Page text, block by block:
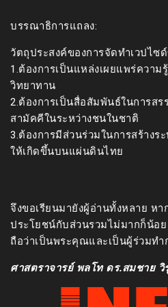
บรรณาธิการแถลง:
วัตถุประสงค์ของการจัดทำเวปไ
1.ต้องการเป็นแหล่งเผยแพร่ความ
วิทยาทาน
2.ต้องการเป็นสื่อสัมพันธ์ในการสร
สามัคคีในระหว่างชนในชาติ
3.ต้องการมีส่วนร่วมในการสร้าง
ให้เกิดขึ้นบนแผ่นดินไทย
จึงขอเรียนมายังผู้อ่านทั้งหลาย หา
ประโยชน์กับส่วนรวมไม่มากก็น้อ
ถือว่าเป็นพระคุณและเป็นผู้ร่วมท
ศาสตราจารย์ พลโท ดร.สมชาย วิ